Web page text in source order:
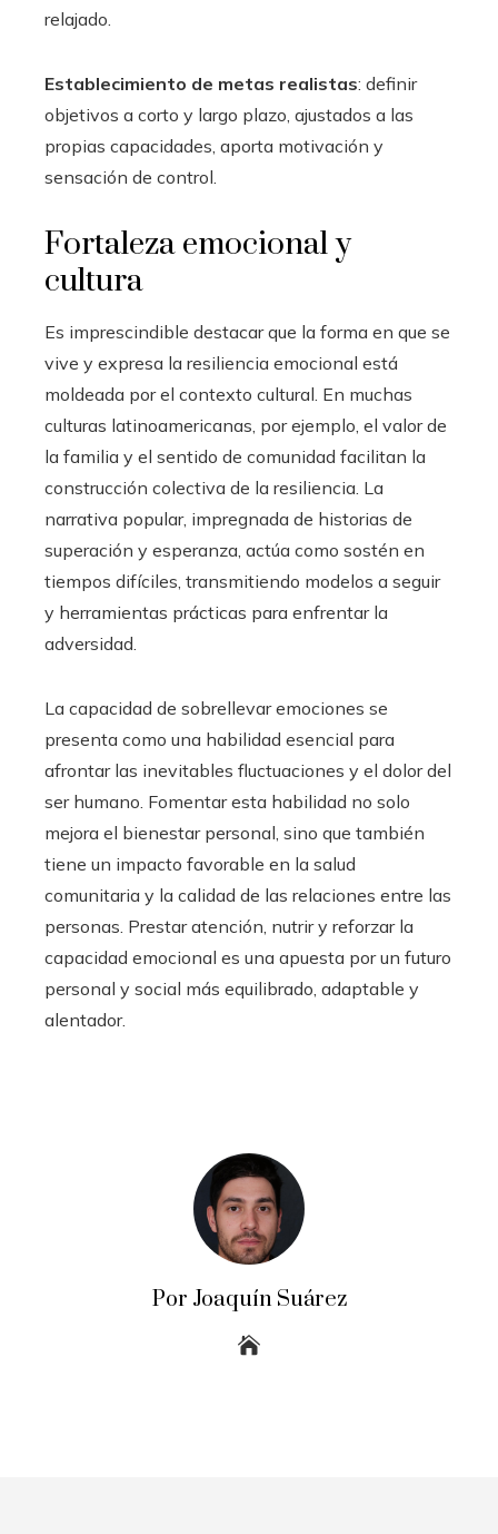
relajado.
Establecimiento de metas realistas: definir
objetivos a corto y largo plazo, ajustados a las
propias capacidades, aporta motivación y
sensación de control.
Fortaleza emocional y
cultura
Es imprescindible destacar que la forma en que se
vive y expresa la resiliencia emocional está
moldeada por el contexto cultural. En muchas
culturas latinoamericanas, por ejemplo, el valor de
la familia y el sentido de comunidad facilitan la
construcción colectiva de la resiliencia. La
narrativa popular, impregnada de historias de
superación y esperanza, actúa como sostén en
tiempos difíciles, transmitiendo modelos a seguir
y herramientas prácticas para enfrentar la
adversidad.
La capacidad de sobrellevar emociones se
presenta como una habilidad esencial para
afrontar las inevitables fluctuaciones y el dolor del
ser humano. Fomentar esta habilidad no solo
mejora el bienestar personal, sino que también
tiene un impacto favorable en la salud
comunitaria y la calidad de las relaciones entre las
personas. Prestar atención, nutrir y reforzar la
capacidad emocional es una apuesta por un futuro
personal y social más equilibrado, adaptable y
alentador.
Por Joaquín Suárez